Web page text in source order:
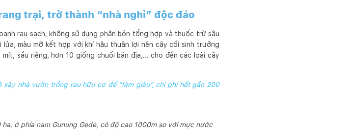
trại, trở thành “nhà nghỉ” độc đáo
rau sạch, không sử dụng phân bón tổng hợp và thuốc trừ sâu
màu mỡ kết hợp với khí hậu thuận lợi nên cây cối sinh trưởng
sầu riêng, hơn 10 giống chuối bản địa,… cho đến các loài cây
xây nhà vườn trồng rau hữu cơ để “làm giàu”, chi phí hết gần 200
ở phía nam Gunung Gede, có độ cao 1000m so với mực nước